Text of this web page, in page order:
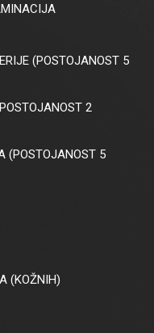
(POSTOJANOST 5
2
(POSTOJANOST 5
(KOŽNIH)